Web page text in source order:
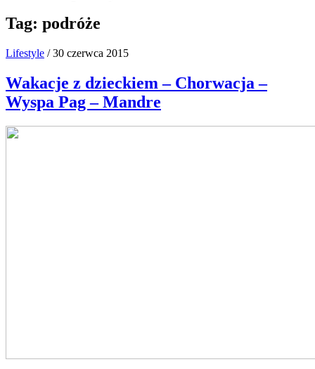
Tag: podróże
Lifestyle / 30 czerwca 2015
Wakacje z dzieckiem – Chorwacja –
Wyspa Pag – Mandre